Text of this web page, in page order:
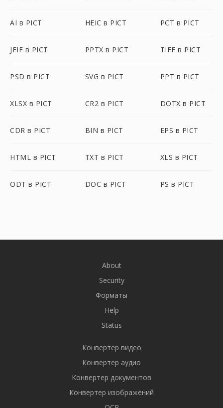
AI в PICT HEIC в PICT PCT в PICT
JFIF в PICT PPTX в PICT TIFF в PICT
PSD в PICT SVG в PICT PPT в PICT
XLSX в PICT CR2 в PICT DOTX в PICT
CDR в PICT BIN в PICT EPS в PICT
HTML в PICT TXT в PICT XLS в PICT
ODT в PICT DOC в PICT PS в PICT
About
Security
Форматы
Help
Status
Конвертер видео
Конвертер аудио
Конвертер документов
Конвертер изображений